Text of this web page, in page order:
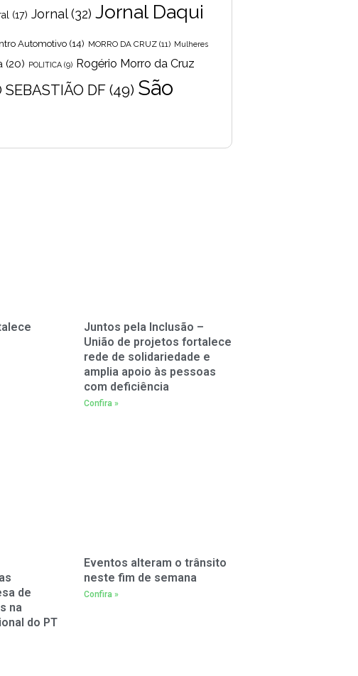
(17) Jornal(32) Jornal Daqui
Automotivo (14) MORRO DA CRUZ (11) Mulheres
(20) POLITICA (9) Rogério Morro da Cruz
SEBASTIÃO DF (49) São
Juntos pela Inclusão –
União de projetos fortalece
rede de solidariedade e
amplia apoio às pessoas
com deficiência
Confira »
de
na
do PT
Eventos alteram o trânsito
neste fim de semana
Confira »